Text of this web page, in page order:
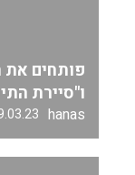
פותחים את
ו"סיירת
hanas